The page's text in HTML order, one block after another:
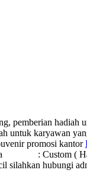
pemberian
untuk karyawan
promosi kantor
( Hampir
silahkan hubungi